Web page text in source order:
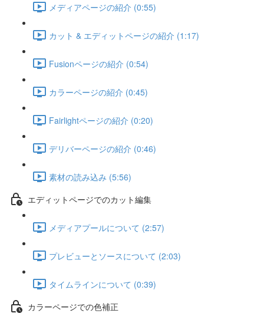
メディアページの紹介 (0:55)
カット & エディットページの紹介 (1:17)
Fusionページの紹介 (0:54)
カラーページの紹介 (0:45)
Fairlightページの紹介 (0:20)
デリバーページの紹介 (0:46)
素材の読み込み (5:56)
エディットページでのカット編集
メディアプールについて (2:57)
プレビューとソースについて (2:03)
タイムラインについて (0:39)
カラーページでの色補正